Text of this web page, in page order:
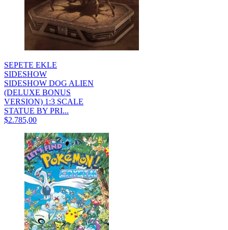
SEPETE EKLE
SIDESHOW
SIDESHOW DOG ALIEN
(DELUXE BONUS
VERSION) 1:3 SCALE
STATUE BY PRI...
$2.785,00